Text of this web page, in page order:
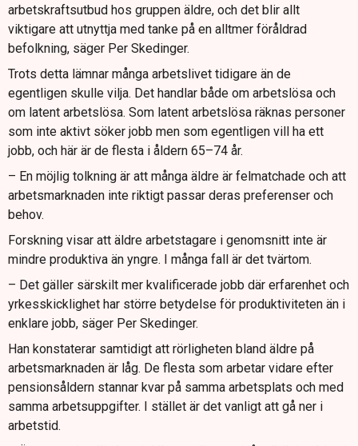
arbetskraftsutbud hos gruppen äldre, och det blir allt
viktigare att utnyttja med tanke på en alltmer föråldrad
befolkning, säger Per Skedinger.
Trots detta lämnar många arbetslivet tidigare än de
egentligen skulle vilja. Det handlar både om arbetslösa och
om latent arbetslösa. Som latent arbetslösa räknas personer
som inte aktivt söker jobb men som egentligen vill ha ett
jobb, och här är de flesta i åldern 65–74 år.
– En möjlig tolkning är att många äldre är felmatchade och att
arbetsmarknaden inte riktigt passar deras preferenser och
behov.
Forskning visar att äldre arbetstagare i genomsnitt inte är
mindre produktiva än yngre. I många fall är det tvärtom.
– Det gäller särskilt mer kvalificerade jobb där erfarenhet och
yrkesskicklighet har större betydelse för produktiviteten än i
enklare jobb, säger Per Skedinger.
Han konstaterar samtidigt att rörligheten bland äldre på
arbetsmarknaden är låg. De flesta som arbetar vidare efter
pensionsåldern stannar kvar på samma arbetsplats och med
samma arbetsuppgifter. I stället är det vanligt att gå ner i
arbetstid.